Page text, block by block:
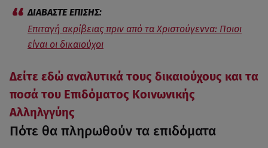
Επιταγή ακρίβειας πριν από τα Χριστούγεννα: Ποιοι
είναι οι δικαιούχοι
Δείτε εδώ αναλυτικά τους δικαιούχους και τα
ποσά του Επιδόματος Κοινωνικής
Αλληλγγύης
Πότε θα πληρωθούν τα επιδόματα